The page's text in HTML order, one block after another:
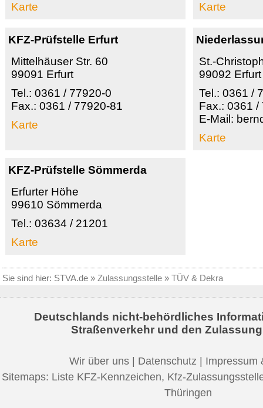
Karte
Karte
KFZ-Prüfstelle Erfurt
Mittelhäuser Str. 60
99091 Erfurt
Tel.: 0361 / 77920-0
Fax.: 0361 / 77920-81
Karte
St.-
99092 Erfurt
Tel.: 0361 /
Fax.: 0361 /
E-Mail:
Karte
KFZ-Prüfstelle Sömmerda
Erfurter Höhe
99610 Sömmerda
Tel.: 03634 / 21201
Karte
Sie sind hier: STVA.de » Zulassungsstelle » TÜV & Dekra
Deutschlands nicht-behördliches
Straßenverkehr und den
Wir über uns Datenschutz
Impressum
Sitemaps: Liste KFZ-Kennzeichen, Kfz-
Thüringen